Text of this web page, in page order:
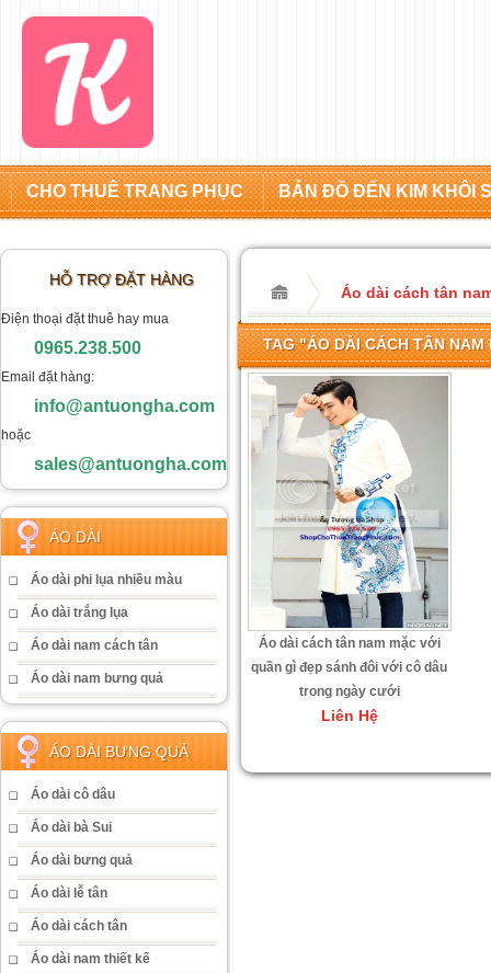
CHO THUÊ TRANG PHỤC BẢN ĐỒ ĐẾN KIM KHÔI
HỖ TRỢ ĐẶT HÀNG
Điện thoại đặt thuê hay mua
0965.238.500
Email đặt hàng:
info@antuongha.com
hoặc
sales@antuongha.com
ÁO DÀI
Áo dài phi lụa nhiều màu
Áo dài trắng lụa
Áo dài nam cách tân
Áo dài nam bưng quả
ÁO DÀI BƯNG QUẢ
Áo dài cô dâu
Áo dài bà Sui
Áo dài bưng quả
Áo dài lễ tân
Áo dài cách tân
Áo dài nam thiết kế
Áo dài cách tân
TAG "ÁO DÀI CÁCH TÂN
Áo dài cách tân nam mặc với
quần gì đẹp sánh đôi với cô dâu
trong ngày cưới
Liên Hệ